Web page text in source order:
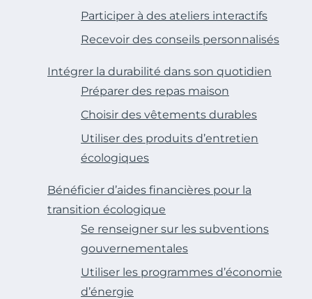
Participer à des ateliers interactifs
Recevoir des conseils personnalisés
Intégrer la durabilité dans son quotidien
Préparer des repas maison
Choisir des vêtements durables
Utiliser des produits d’entretien
écologiques
Bénéficier d’aides financières pour la
transition écologique
Se renseigner sur les subventions
gouvernementales
Utiliser les programmes d’économie
d’énergie